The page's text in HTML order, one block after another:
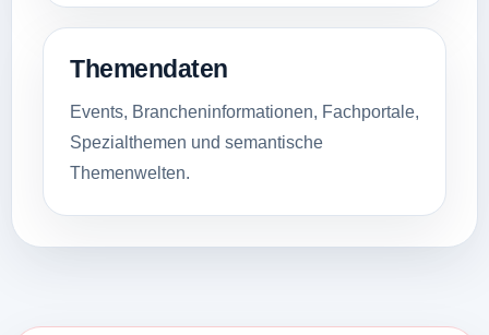
Themendaten
Events, Brancheninformationen, Fachportale,
Spezialthemen und semantische
Themenwelten.